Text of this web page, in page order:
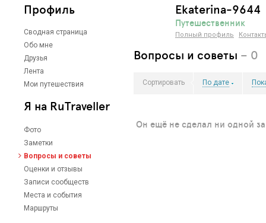
Профиль
Сводная страница
Обо мне
Друзья
Лента
Мои путешествия
Я на RuTraveller
Фото
Заметки
Вопросы и советы
Оценки и отзывы
Записи сообществ
Места и события
Маршруты
Ekaterina-9644
Путешественник
Полный профиль
Вопросы и советы – 0
Сортировать По дате
Он ещё не сделал ни одной